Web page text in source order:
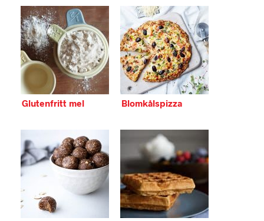
Glutenfritt mel Blomkålspizza